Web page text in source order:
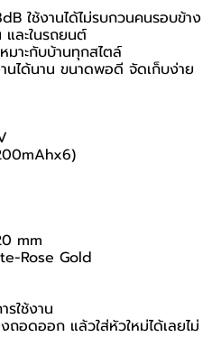
ใช้งานได้ไม่รบกวนคนรอบข้าง
และในรถยนต์
มาะกับบ้านทุกสไตล์
นได้นาน ขนาดพอดี จัดเก็บง่าย
mm
Rose Gold
ใช้งาน
อดออก แล้วใส่หัวใหม่ได้เลยไม่